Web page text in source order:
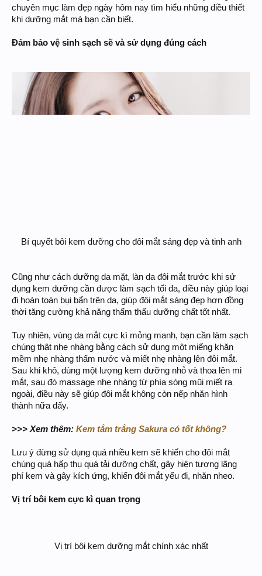
chuyên mục làm đẹp ngày hôm nay tìm hiểu những điều thiết
khi dưỡng mắt mà bạn cần biết.
Đảm bảo vệ sinh sạch sẽ và sử dụng đúng cách
Bí quyết bôi kem dưỡng cho đôi mắt sáng đẹp và tinh anh​
Cũng như cách dưỡng da mặt, làn da đôi mắt trước khi sử
dụng kem dưỡng cần được làm sạch tối đa, điều này giúp loại
đi hoàn toàn bụi bẩn trên da, giúp đôi mắt sáng đẹp hơn đồng
thời tăng cường khả năng thẩm thấu dưỡng chất tốt nhất.
Tuy nhiên, vùng da mắt cực kì mỏng manh, bạn cần làm sạch
chúng thật nhẹ nhàng bằng cách sử dụng một miếng khăn
mềm nhẹ nhàng thấm nước và miết nhẹ nhàng lên đôi mắt.
Sau khi khô, dùng một lượng kem dưỡng nhỏ và thoa lên mi
mắt, sau đó massage nhẹ nhàng từ phía sóng mũi miết ra
ngoài, điều này sẽ giúp đôi mắt không còn nếp nhăn hình
thành nữa đấy.
>>> Xem thêm: Kem tắm trắng Sakura có tốt không?
Lưu ý đừng sử dụng quá nhiều kem sẽ khiến cho đôi mắt
chúng quá hấp thụ quá tải dưỡng chất, gây hiện tượng lãng
phí kem và gây kích ứng, khiến đôi mắt yếu đi, nhăn nheo.
Vị trí bôi kem cực kì quan trọng
Vị trí bôi kem dưỡng mắt chính xác nhất​